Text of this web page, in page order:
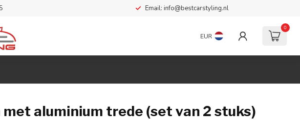
Email: info@bestcarstyling.nl
EUR
0
aluminium trede (set van 2 stuks)